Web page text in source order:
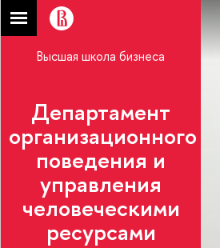
Высшая школа бизнеса
Департамент
организационного
поведения и
управления
человеческими
ресурсами